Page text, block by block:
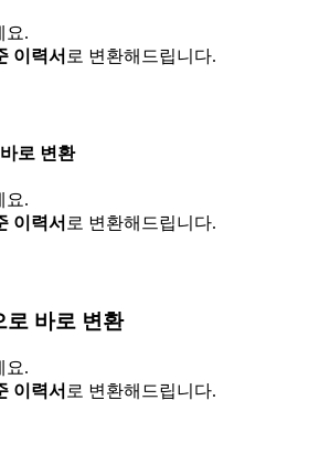
요.
이력서 로 변환해드립니다.
로 변환
요.
이력서 로 변환해드립니다.
로 바로 변환
요.
이력서 로 변환해드립니다.